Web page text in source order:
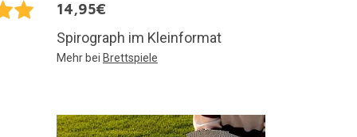
14,95€
Spirograph im Kleinformat
Mehr bei Brettspiele